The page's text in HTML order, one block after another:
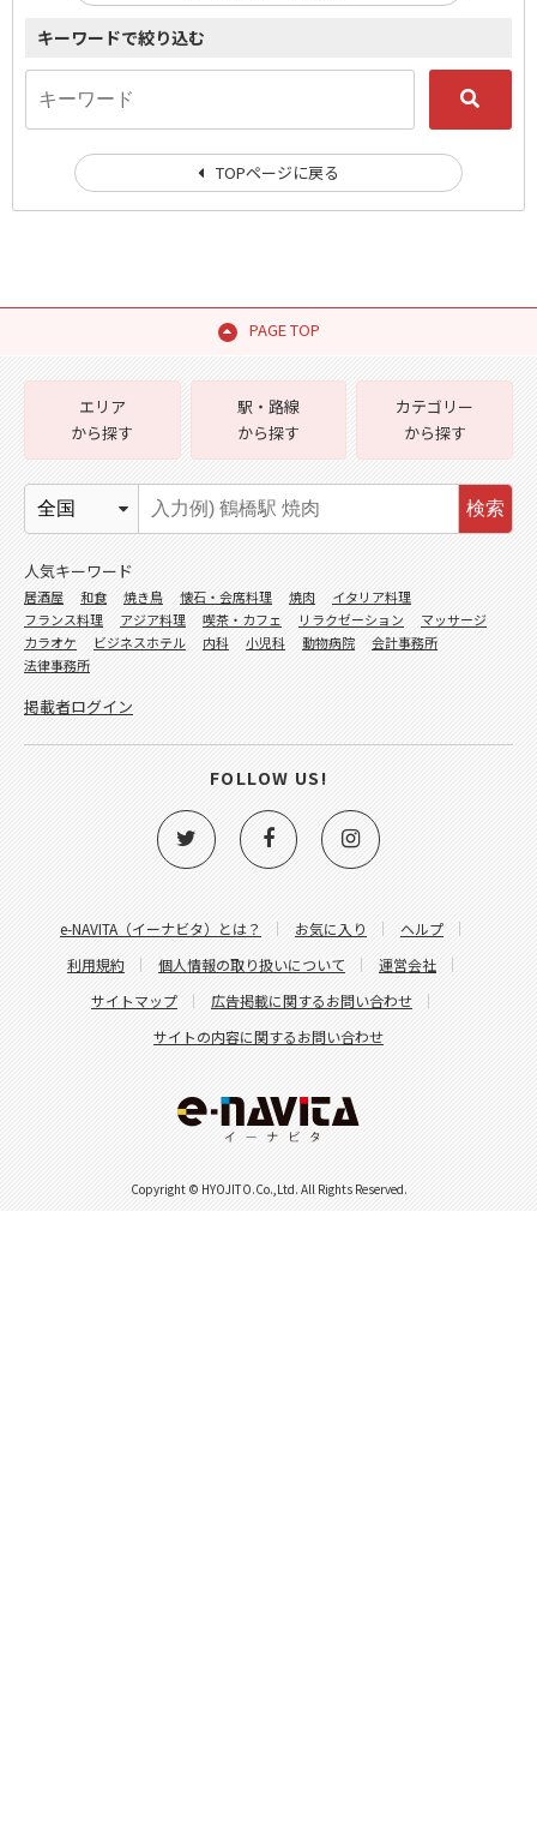
キーワードで絞り込む
TOPページに戻る
PAGE TOP
e-NAVITA（イーナビタ）とは？ お気に入り
ヘルプ
利用規約
個人情報の取り扱いについて
運営会社
サイトマップ
広告掲載に関するお問い合わせ
サイトの内容に関するお問い合わせ
エリア
から探す
駅・路線
から探す
カテゴリー
から探す
検索
人気キーワード
居酒屋 和食 焼き鳥 懐石・会席料理 焼肉
イタリア料理
フランス料理
アジア料理 喫茶・カフェ リラクゼーション
マッサージ
カラオケ
ビジネスホテル 内科 小児科 動物病院
会計事務所
法律事務所
掲載者ログイン
FOLLOW US!
Copyright © HYOJITO.Co.,Ltd. All Rights Reserved.